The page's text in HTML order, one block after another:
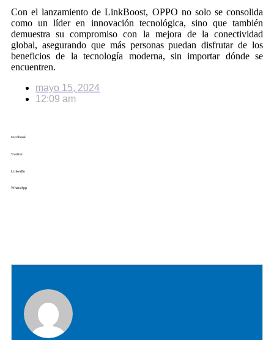
Con el lanzamiento de LinkBoost, OPPO no solo se consolida
como un líder en innovación tecnológica, sino que también
demuestra su compromiso con la mejora de la conectividad
global, asegurando que más personas puedan disfrutar de los
beneficios de la tecnología moderna, sin importar dónde se
encuentren.
mayo 15, 2024
12:09 am
Facebook
Twitter
LinkedIn
WhatsApp